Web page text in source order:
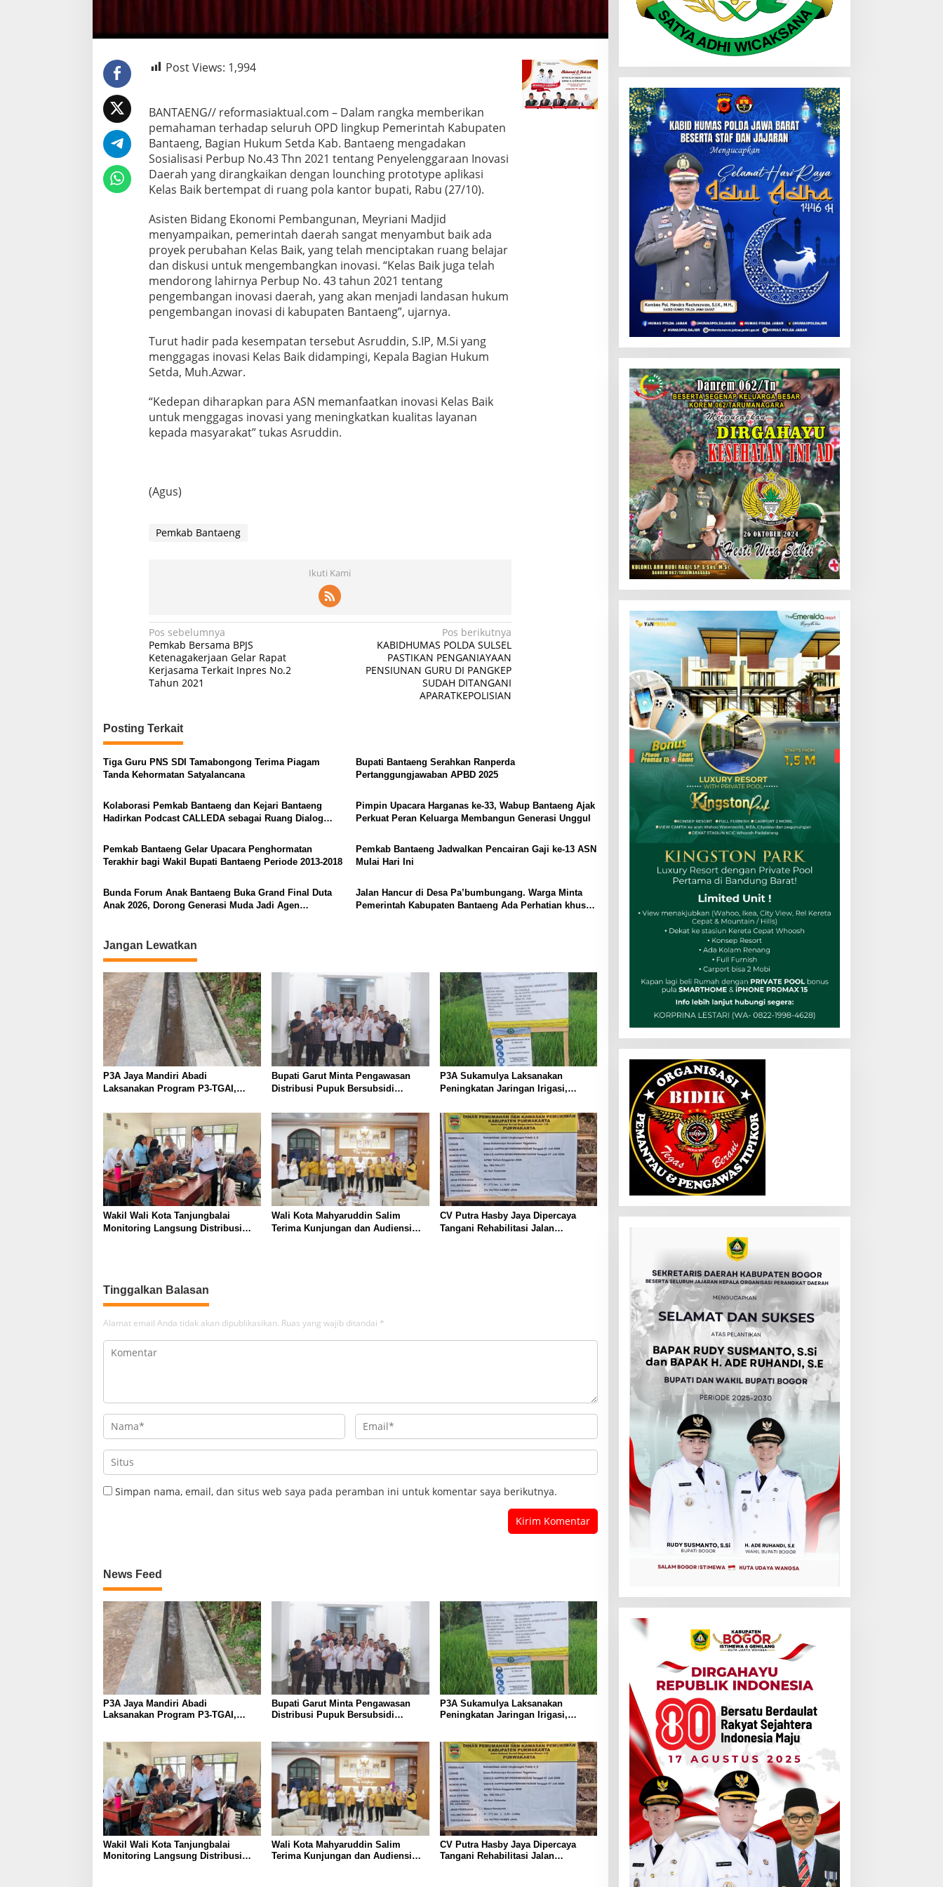
Post Views: 1,994
BANTAENG// reformasiaktual.com – Dalam rangka memberikan
pemahaman terhadap seluruh OPD lingkup Pemerintah Kabupaten
Bantaeng, Bagian Hukum Setda Kab. Bantaeng mengadakan
Sosialisasi Perbup No.43 Thn 2021 tentang Penyelenggaraan Inovasi
Daerah yang dirangkaikan dengan lounching prototype aplikasi
Kelas Baik bertempat di ruang pola kantor bupati, Rabu (27/10).
Asisten Bidang Ekonomi Pembangunan, Meyriani Madjid
menyampaikan, pemerintah daerah sangat menyambut baik ada
proyek perubahan Kelas Baik, yang telah menciptakan ruang belajar
dan diskusi untuk mengembangkan inovasi. “Kelas Baik juga telah
mendorong lahirnya Perbup No. 43 tahun 2021 tentang
pengembangan inovasi daerah, yang akan menjadi landasan hukum
pengembangan inovasi di kabupaten Bantaeng”, ujarnya.
Turut hadir pada kesempatan tersebut Asruddin, S.IP, M.Si yang
menggagas inovasi Kelas Baik didampingi, Kepala Bagian Hukum
Setda, Muh.Azwar.
“Kedepan diharapkan para ASN memanfaatkan inovasi Kelas Baik
untuk menggagas inovasi yang meningkatkan kualitas layanan
kepada masyarakat” tukas Asruddin.
(Agus)
Pemkab Bantaeng
Ikuti Kami
Navigasi
pos
Pos sebelumnya
Pemkab Bersama BPJS
Ketenagakerjaan Gelar Rapat
Kerjasama Terkait Inpres No.2
Tahun 2021
Pos berikutnya
KABIDHUMAS POLDA SULSEL
PASTIKAN PENGANIAYAAN
PENSIUNAN GURU DI PANGKEP
SUDAH DITANGANI
APARATKEPOLISIAN
Posting Terkait
Tiga Guru PNS SDI Tamabongong Terima Piagam
Tanda Kehormatan Satyalancana
Bupati Bantaeng Serahkan Ranperda
Pertanggungjawaban APBD 2025
Kolaborasi Pemkab Bantaeng dan Kejari Bantaeng
Hadirkan Podcast CALLEDA sebagai Ruang Dialog
Pimpin Upacara Harganas ke-33, Wabup Bantaeng Ajak
Perkuat Peran Keluarga Membangun Generasi Unggul
Pemkab Bantaeng Gelar Upacara Penghormatan
Terakhir bagi Wakil Bupati Bantaeng Periode 2013-2018
Pemkab Bantaeng Jadwalkan Pencairan Gaji ke-13 ASN
Mulai Hari Ini
Bunda Forum Anak Bantaeng Buka Grand Final Duta
Anak 2026, Dorong Generasi Muda Jadi Agen
Jalan Hancur di Desa Pa’bumbungang. Warga Minta
Pemerintah Kabupaten Bantaeng Ada Perhatian khusus
Jangan Lewatkan
P3A Jaya Mandiri Abadi
Laksanakan Program P3-TGAI,
Wanayasa
Bupati Garut Minta Pengawasan
Distribusi Pupuk Bersubsidi
Dioptimalkan
P3A Sukamulya Laksanakan
Peningkatan Jaringan Irigasi,
Tegalwaru
Wakil Wali Kota Tanjungbalai
Monitoring Langsung Distribusi
Wali Kota Mahyaruddin Salim
Terima Kunjungan dan Audiensi
CV Putra Hasby Jaya Dipercaya
Tangani Rehabilitasi Jalan
Tinggalkan Balasan
Alamat email Anda tidak akan dipublikasikan. Ruas yang wajib ditandai *
Simpan nama, email, dan situs web saya pada peramban ini untuk komentar saya berikutnya.
News Feed
P3A Jaya Mandiri Abadi
Laksanakan Program P3-TGAI,
Bupati Garut Minta Pengawasan
Distribusi Pupuk Bersubsidi
P3A Sukamulya Laksanakan
Peningkatan Jaringan Irigasi,
Wakil Wali Kota Tanjungbalai
Monitoring Langsung Distribusi
Wali Kota Mahyaruddin Salim
Terima Kunjungan dan Audiensi
CV Putra Hasby Jaya Dipercaya
Tangani Rehabilitasi Jalan